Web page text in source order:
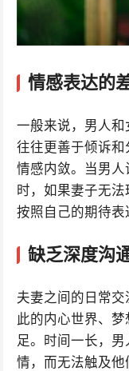
情感表达的
一般来说，男人和
往往更善于倾诉
情感内敛。当男
时，如果妻子无法
按照自己的期待表
缺乏深度沟
夫妻之间的日常
此的内心世界、
足。时间一长，
情，而无法触及